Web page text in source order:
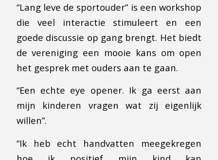
“Lang leve de sportouder” is een workshop
die veel interactie stimuleert en een
goede discussie op gang brengt. Het biedt
de vereniging een mooie kans om open
het gesprek met ouders aan te gaan.
“Een echte eye opener. Ik ga eerst aan
mijn kinderen vragen wat zij eigenlijk
willen”.
“Ik heb echt handvatten meegekregen